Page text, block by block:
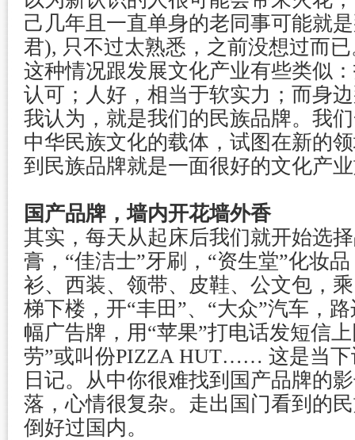
己几年且一直单身的老同事可能就
君), 只不过太熟悉，之前没想过而
这种情况跟发展文化产业有些类似
认可；人好，相当于软实力；而身
我认为，就是我们的民族品牌。我
中华民族文化的载体，试图在新的
到民族品牌就是一面很好的文化产
国产品牌，墙内开花墙外香
其实，每天从起床后我们就开始选
膏，“佳洁士”牙刷，“资生堂”化妆
衫、西装、领带、皮鞋、公文包，
梯下楼，开“丰田”、“大众”汽车，
幅广告牌，用“苹果”打电话发短信
劳”或叫份PIZZA HUT…… 这是当下
日记。从中你很难找到国产品牌的
落，心情很复杂。走出国门看到的
倒好过国内。